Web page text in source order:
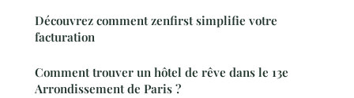
Découvrez comment zenfirst simplifie votre
facturation
Comment trouver un hôtel de rêve dans le 13e
Arrondissement de Paris ?